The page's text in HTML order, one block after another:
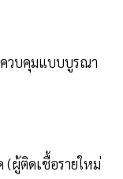
วบคุมแบบบูรณา
(ผู้ติดเชื้อรายใหม่